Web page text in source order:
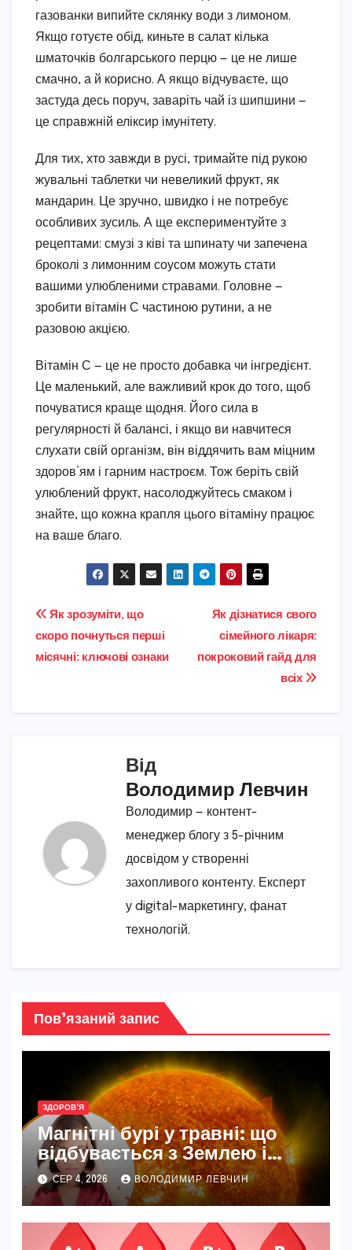
газованки випийте склянку води з лимоном.
Якщо готуєте обід, киньте в салат кілька
шматочків болгарського перцю — це не лише
смачно, а й корисно. А якщо відчуваєте, що
застуда десь поруч, заваріть чай із шипшини —
це справжній еліксир імунітету.
Для тих, хто завжди в русі, тримайте під рукою
жувальні таблетки чи невеликий фрукт, як
мандарин. Це зручно, швидко і не потребує
особливих зусиль. А ще експериментуйте з
рецептами: смузі з ківі та шпинату чи запечена
броколі з лимонним соусом можуть стати
вашими улюбленими стравами. Головне —
зробити вітамін С частиною рутини, а не
разовою акцією.
Вітамін С — це не просто добавка чи інгредієнт.
Це маленький, але важливий крок до того, щоб
почуватися краще щодня. Його сила в
регулярності й балансі, і якщо ви навчитеся
слухати свій організм, він віддячить вам міцним
здоров’ям і гарним настроєм. Тож беріть свій
улюблений фрукт, насолоджуйтесь смаком і
знайте, що кожна крапля цього вітаміну працює
на ваше благо.
Навігація
записів
Як дізнатися свого
сімейного лікаря:
покроковий гайд для
всіх
Як зрозуміти, що
скоро почнуться перші
місячні: ключові ознаки
Від
Володимир Левчин
Володимир — контент-
менеджер блогу з 5-річним
досвідом у створенні
захопливого контенту. Експерт
у digital-маркетингу, фанат
технологій.
Пов’язаний запис
ЗДОРОВ'Я
Магнітні бурі у травні: що
відбувається з Землею і
нашим самопочуттям
СЕР 4, 2026 ВОЛОДИМИР ЛЕВЧИН